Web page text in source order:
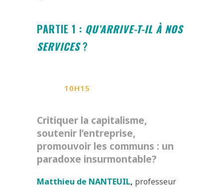
PARTIE 1 : QU’ARRIVE-T-IL À NOS
SERVICES?
10H15
Critiquer la capitalisme,
soutenir l’entreprise,
promouvoir les communs : un
paradoxe insurmontable?
Matthieu de NANTEUIL, professeur